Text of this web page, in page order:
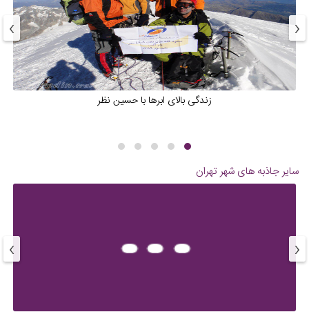
زندگی بالای ابرها با حسین نظر
‹
›
سایر جاذبه های شهر تهران
‹
›